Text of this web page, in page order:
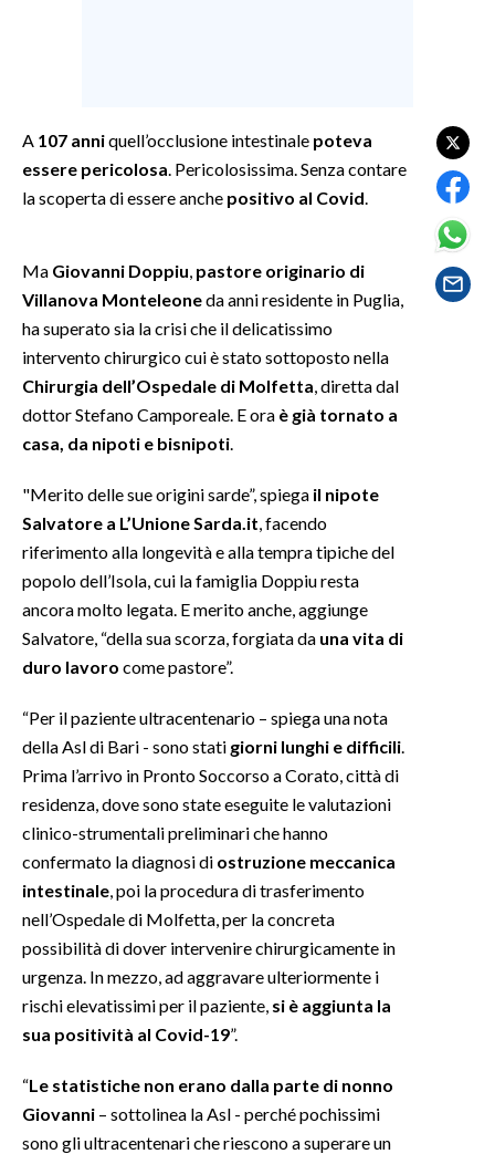
SARDEGNA TURISMO
SARDI NEL MONDO
NOTIZIE
EVENTI
#CARAUNIONE
3 MINUTI CON
INSULARITÀ
INFO AZIENDE
ABBONATI
ANNUNCI
NECROLOGI
SPIAGGE
STORE
A 107 anniquell’occlusione intestinale poteva
essere pericolosa . Pericolosissima. Senza contare
la scoperta di essere anche positivo al Covid
Ma Giovanni Doppiu pastore originario di
Villanova Monteleoneda anni residente in Puglia,
ha superato sia la crisi che il delicatissimo
intervento chirurgico cui è stato sottoposto nella
Chirurgia dell’Ospedale di Molfetta , diretta dal
dottor Stefano Camporeale. E ora è già tornato a
casa, da nipoti e bisnipoti
"Merito delle sue origini sarde”, spiega il nipote
Salvatore a L’Unione Sarda.it , facendo
riferimento alla longevità e alla tempra tipiche del
popolo dell’Isola, cui la famiglia Doppiu resta
ancora molto legata. E merito anche, aggiunge
Salvatore, “della sua scorza, forgiata da una vita di
duro lavoro come pastore”.
“Per il paziente ultracentenario – spiega una nota
della Asl di Bari - sono stati giorni lunghi e difficili
Prima l’arrivo in Pronto Soccorso a Corato, città di
residenza, dove sono state eseguite le valutazioni
clinico-strumentali preliminari che hanno
confermato la diagnosi di ostruzione meccanica
intestinale , poi la procedura di trasferimento
nell’Ospedale di Molfetta, per la concreta
possibilità di dover intervenire chirurgicamente in
urgenza. In mezzo, ad aggravare ulteriormente i
rischi elevatissimi per il paziente, si è aggiunta la
sua positività al Covid-19”.
“Le statistiche non erano dalla parte di nonno
Giovanni – sottolinea la Asl - perché pochissimi
sono gli ultracentenari che riescono a superare un